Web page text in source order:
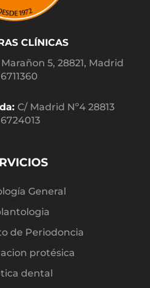
CLÍNICAS
5, 28821, Madrid
C/ Madrid Nº4 28813
General
de Periodoncia
protésica
dental